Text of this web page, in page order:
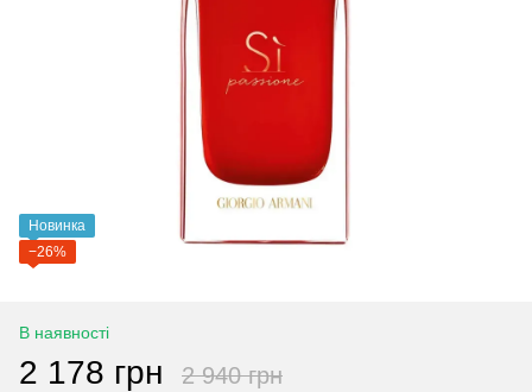
Новинка
−26%
В наявності
2 178 грн 2 940 грн